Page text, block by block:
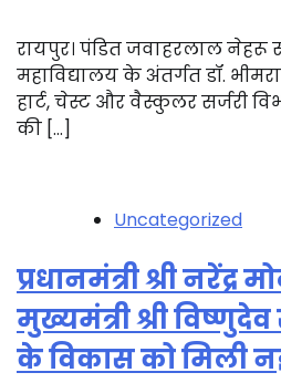
रायपुर। पंडित जवाहरलाल नेहरू
महाविद्यालय के अंतर्गत डॉ.
हार्ट, चेस्ट और वैस्कुलर सर्जरी
की […]
Uncategorized
प्रधानमंत्री श्री नरेंद्र
मुख्यमंत्री श्री
के विकास को मिली